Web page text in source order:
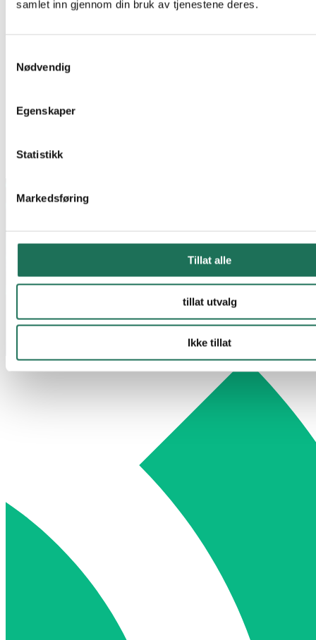
samlet inn gjennom din bruk av tjenestene deres.
Nødvendig
Egenskaper
Statistikk
Markedsføring
Tillat alle
tillat utvalg
Ikke tillat